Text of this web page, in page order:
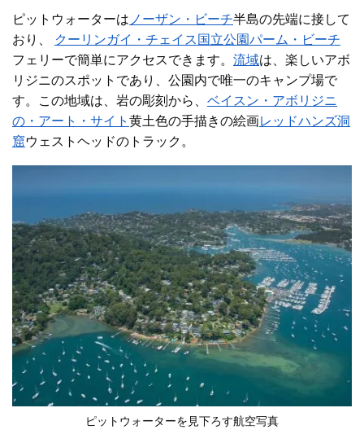
ピットウォーターは ノーザン・ビーチ半島の先端に接して
おり
クーリンガイ・チェイス国立公園パーム・ビーチ
フェリーで簡単にアクセスできます。 流域は、楽しいアボ
リジニのスポットであり、公園内で唯一のキャンプ場で
す。この地域は、岩の彫刻から、 ベイスン・アボリジニ
の・アート・サイト 黄土色の手描きの絵画 レッドハンズ洞
窟ウェストヘッドのトラック。
ピットウォーターを見下ろす航空写真